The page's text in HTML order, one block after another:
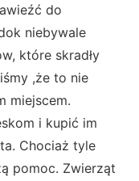
do
niebywale
które skradły
,że to nie
miejscem.
i kupić im
Chociaż tyle
pomoc. Zwierząt